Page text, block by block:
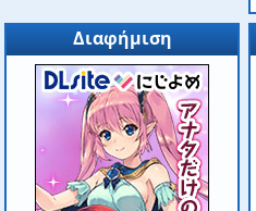
Διαφήμιση